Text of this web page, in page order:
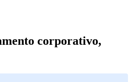
corporativo,